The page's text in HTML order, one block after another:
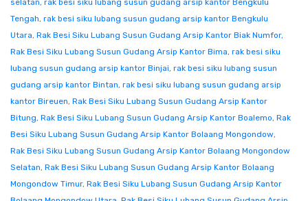
selatan, rak besi siku lubang susun gudang arsip kantor Bengkulu
Tengah, rak besi siku lubang susun gudang arsip kantor Bengkulu
Utara, Rak Besi Siku Lubang Susun Gudang Arsip Kantor Biak Numfor,
Rak Besi Siku Lubang Susun Gudang Arsip Kantor Bima, rak besi siku
lubang susun gudang arsip kantor Binjai, rak besi siku lubang susun
gudang arsip kantor Bintan, rak besi siku lubang susun gudang arsip
kantor Bireuen, Rak Besi Siku Lubang Susun Gudang Arsip Kantor
Bitung, Rak Besi Siku Lubang Susun Gudang Arsip Kantor Boalemo, Rak
Besi Siku Lubang Susun Gudang Arsip Kantor Bolaang Mongondow,
Rak Besi Siku Lubang Susun Gudang Arsip Kantor Bolaang Mongondow
Selatan, Rak Besi Siku Lubang Susun Gudang Arsip Kantor Bolaang
Mongondow Timur, Rak Besi Siku Lubang Susun Gudang Arsip Kantor